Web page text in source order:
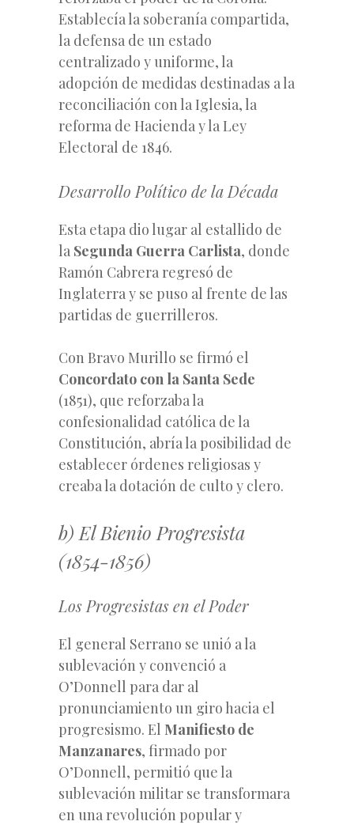
Establecía la soberanía compartida,
la defensa de un estado
centralizado y uniforme, la
adopción de medidas destinadas a la
reconciliación con la Iglesia, la
reforma de Hacienda y la Ley
Electoral de 1846.
Desarrollo Político de la Década
Esta etapa dio lugar al estallido de
la Segunda Guerra Carlista, donde
Ramón Cabrera regresó de
Inglaterra y se puso al frente de las
partidas de guerrilleros.
Con Bravo Murillo se firmó el
Concordato con la Santa Sede
(1851), que reforzaba la
confesionalidad católica de la
Constitución, abría la posibilidad de
establecer órdenes religiosas y
creaba la dotación de culto y clero.
b) El Bienio Progresista
(1854-1856)
Los Progresistas en el Poder
El general Serrano se unió a la
sublevación y convenció a
O’Donnell para dar al
pronunciamiento un giro hacia el
progresismo. El Manifiesto de
Manzanares, firmado por
O’Donnell, permitió que la
sublevación militar se transformara
en una revolución popular y